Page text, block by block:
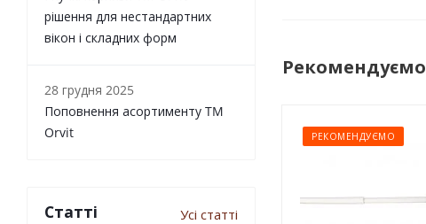
Рекомендуємо
РЕКОМЕНДУЄМО
рішення для нестандартних
вікон і складних форм
28 грудня 2025
Поповнення асортименту TM
Orvit
Статті Усі статті